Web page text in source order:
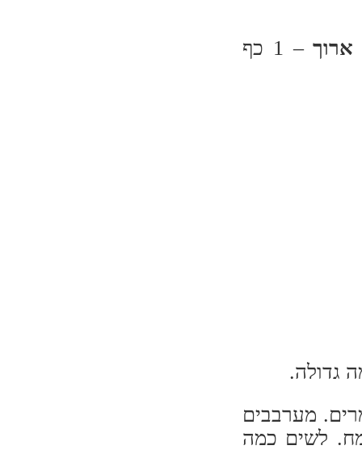
– 1 כף
גדולה.
מערבבים
לשים כמה